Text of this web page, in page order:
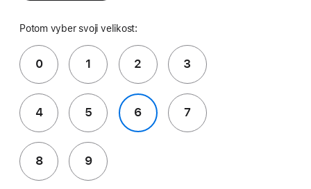
Potom vyber svoji velikost:
0 1 2 3
4 5 6 7
8 9